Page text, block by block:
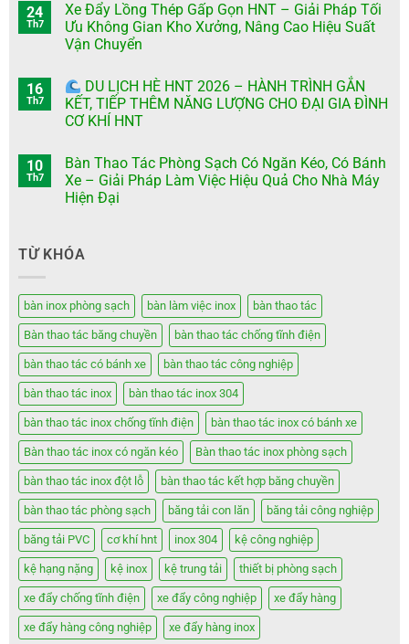
24
Th7
Xe Đẩy Lồng Thép Gấp Gọn HNT – Giải Pháp Tối
Ưu Không Gian Kho Xưởng, Nâng Cao Hiệu Suất
Vận Chuyển
16
Th7
DU LỊCH HÈ HNT 2026 – HÀNH TRÌNH GẮN
KẾT, TIẾP THÊM NĂNG LƯỢNG CHO ĐẠI GIA ĐÌNH
CƠ KHÍ HNT
10
Th7
Bàn Thao Tác Phòng Sạch Có Ngăn Kéo, Có Bánh
Xe – Giải Pháp Làm Việc Hiệu Quả Cho Nhà Máy
Hiện Đại
TỪ KHÓA
bàn inox phòng sạch bàn làm việc inox bàn thao tác
Bàn thao tác băng chuyền bàn thao tác chống tĩnh điện
bàn thao tác có bánh xe bàn thao tác công nghiệp
bàn thao tác inox bàn thao tác inox 304
bàn thao tác inox chống tĩnh điện bàn thao tác inox có bánh xe
Bàn thao tác inox có ngăn kéo Bàn thao tác inox phòng sạch
bàn thao tác inox đột lỗ bàn thao tác kết hợp băng chuyền
bàn thao tác phòng sạch băng tải con lăn băng tải công nghiệp
băng tải PVC cơ khí hnt inox 304 kệ công nghiệp
kệ hạng nặng kệ inox kệ trung tải thiết bị phòng sạch
xe đẩy chống tĩnh điện xe đẩy công nghiệp xe đẩy hàng
xe đẩy hàng công nghiệp xe đẩy hàng inox